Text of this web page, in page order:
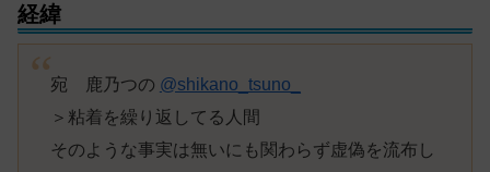
経緯
宛 鹿乃つの @shikano_tsuno_
＞粘着を繰り返してる人間
そのような事実は無いにも関わらず虚偽を流布し